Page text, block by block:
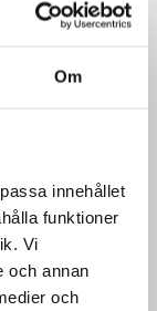
Om
innehållet
funktioner
Vi
och annan
och